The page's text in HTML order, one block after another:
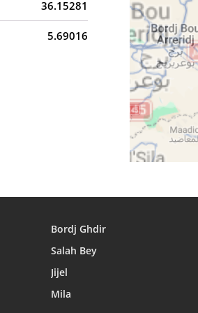
29, Sa
30, Di
31, Lu
36.15281
5.69016
Bordj Ghdir
Salah Bey
Jijel
Mila